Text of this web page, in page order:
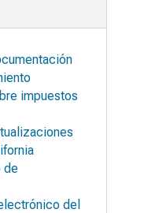
impuestos
de
del